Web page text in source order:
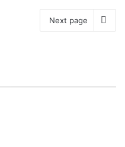
Next page